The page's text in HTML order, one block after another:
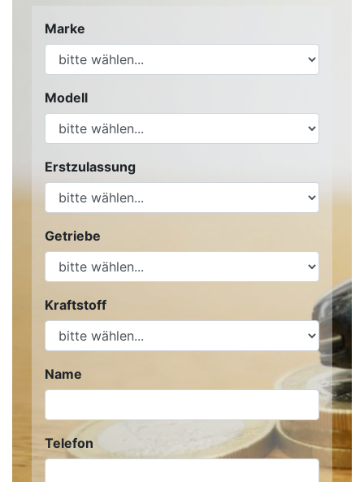
Marke
Modell
Erstzulassung
Getriebe
Kraftstoff
Name
Telefon